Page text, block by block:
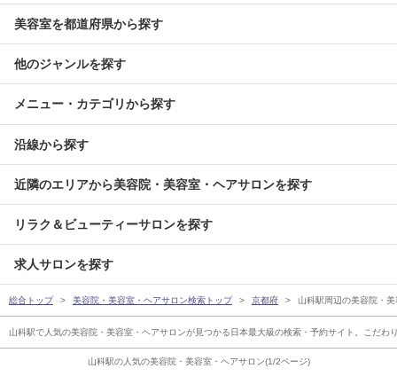
山科駅の人気の美容院・美容室・ヘアサロン(1/2ページ)
美容室を都道府県から探す
他のジャンルを探す
メニュー・カテゴリから探す
沿線から探す
近隣のエリアから美容院・美容室・ヘアサロンを探す
リラク＆ビューティーサロンを探す
求人サロンを探す
総合トップ 美容院・美容室・ヘアサロン検索トップ 京都府 山科駅周辺の美容院・
山科駅で人気の美容院・美容室・ヘアサロンが見つかる日本最大級の検索・予約サイト。こだ